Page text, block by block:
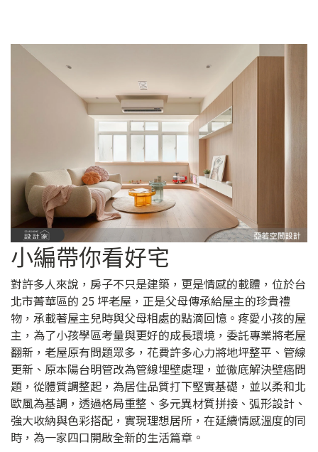
小編帶你看好宅
對許多人來說，房子不只是建築，更是情感的載體，位於台
北市菁華區的 25 坪老屋，正是父母傳承給屋主的珍貴禮
物，承載著屋主兒時與父母相處的點滴回憶。疼愛小孩的屋
主，為了小孩學區考量與更好的成長環境，委託專業將老屋
翻新，老屋原有問題眾多，花費許多心力將地坪整平、管線
更新、原本陽台明管改為管線埋壁處理，並徹底解決壁癌問
題，從體質調整起，為居住品質打下堅實基礎，並以柔和北
歐風為基調，透過格局重整、多元異材質拼接、弧形設計、
強大收納與色彩搭配，實現理想居所，在延續情感溫度的同
時，為一家四口開啟全新的生活篇章。